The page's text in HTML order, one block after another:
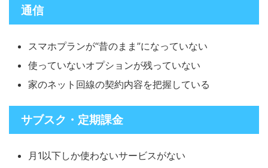
通信
スマホプランが“昔のまま”になっていない
使っていないオプションが残っていない
家のネット回線の契約内容を把握している
サブスク・定期課金
月1以下しか使わないサービスがない